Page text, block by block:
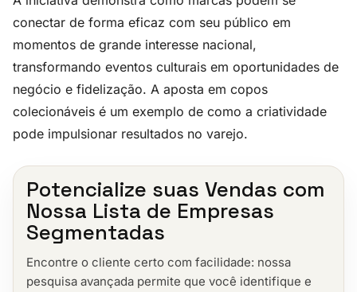
conectar de forma eficaz com seu público em
momentos de grande interesse nacional,
transformando eventos culturais em oportunidades de
negócio e fidelização. A aposta em copos
colecionáveis é um exemplo de como a criatividade
pode impulsionar resultados no varejo.
Potencialize suas Vendas com
Nossa Lista de Empresas
Segmentadas
Encontre o cliente certo com facilidade: nossa
pesquisa avançada permite que você identifique e